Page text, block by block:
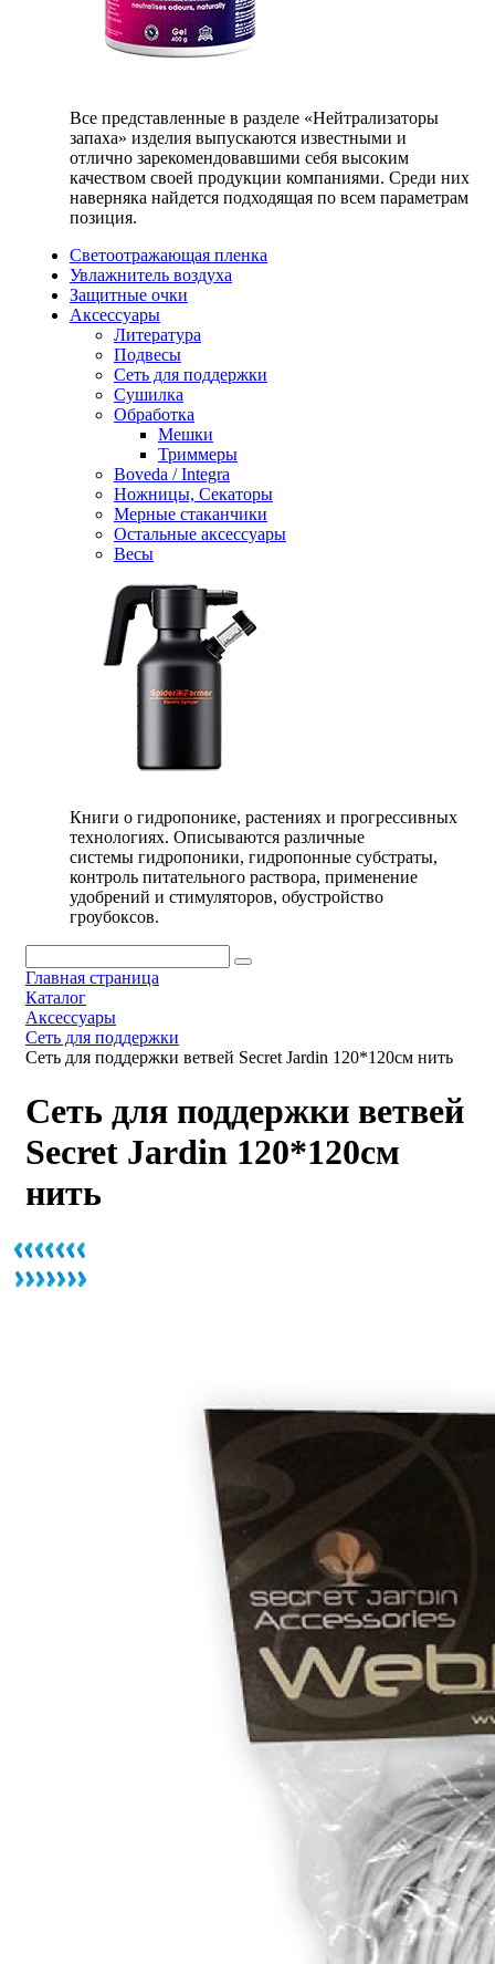
Все представленные в разделе «Нейтрализаторы
запаха» изделия выпускаются известными и
отлично зарекомендовавшими себя высоким
качеством своей продукции компаниями. Среди них
наверняка найдется подходящая по всем параметрам
позиция.
Светоотражающая пленка
Увлажнитель воздуха
Защитные очки
Аксессуары
Литература
Подвесы
Сеть для поддержки
Сушилка
Обработка
Мешки
Триммеры
Boveda / Integra
Ножницы, Секаторы
Мерные стаканчики
Остальные аксессуары
Весы
Книги о гидропонике, растениях и прогрессивных
технологиях. Описываются различные
системы гидропоники, гидропонные субстраты,
контроль питательного раствора, применение
удобрений и стимуляторов, обустройство
гроубоксов.
Главная страница
Каталог
Аксессуары
Сеть для поддержки
Сеть для поддержки ветвей Secret Jardin 120*120см нить
Сеть для поддержки ветвей
Secret Jardin 120*120см
нить